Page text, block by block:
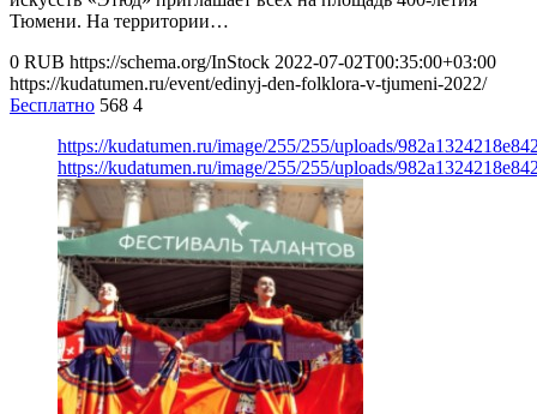
Тюмени. На территории…
0 RUB https://schema.org/InStock 2022-07-02T00:35:00+03:00
https://kudatumen.ru/event/edinyj-den-folklora-v-tjumeni-2022/
Бесплатно 568 4
https://kudatumen.ru/image/255/255/uploads/
https://kudatumen.ru/image/255/255/uploads/